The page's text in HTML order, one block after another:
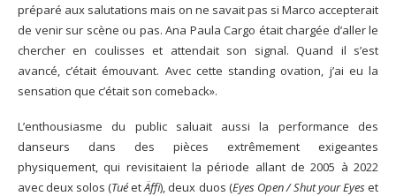
préparé aux salutations mais on ne savait pas si Marco accepterait
de venir sur scène ou pas. Ana Paula Cargo était chargée d’aller le
chercher en coulisses et attendait son signal. Quand il s’est
avancé, c’était émouvant. Avec cette standing ovation, j’ai eu la
sensation que c’était son comeback».
L’enthousiasme du public saluait aussi la performance des
danseurs dans des pièces extrêmement exigeantes
physiquement, qui revisitaient la période allant de 2005 à 2022
avec deux solos (TuéetÄffi), deux duos (Eyes Open / Shut your Eyeset